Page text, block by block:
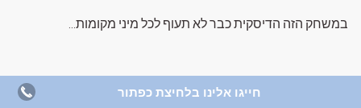
במשחק הזה הדיסקית כבר לא תעוף לכל מיני מקומות...
חייגו אלינו בלחיצת כפתור